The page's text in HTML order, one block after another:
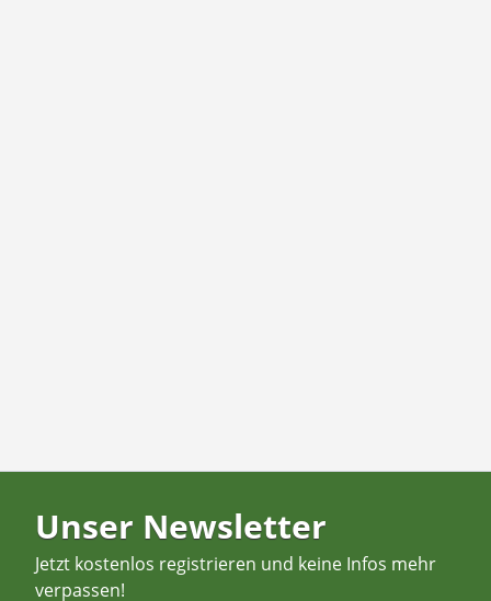
Unser Newsletter
Jetzt kostenlos registrieren und keine Infos mehr
verpassen!